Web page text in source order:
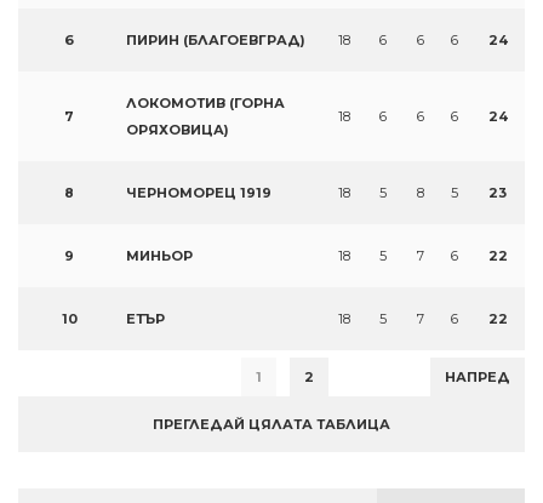
6 ПИРИН (БЛАГОЕВГРАД) 18 6 6 6 24
7
ЛОКОМОТИВ (ГОРНА
ОРЯХОВИЦА)
18 6 6 6 24
8 ЧЕРНОМОРЕЦ 1919 18 5 8 5 23
9 МИНЬОР 18 5 7 6 22
10 ЕТЪР 18 5 7 6 22
1 2 НАПРЕД
ПРЕГЛЕДАЙ ЦЯЛАТА ТАБЛИЦА